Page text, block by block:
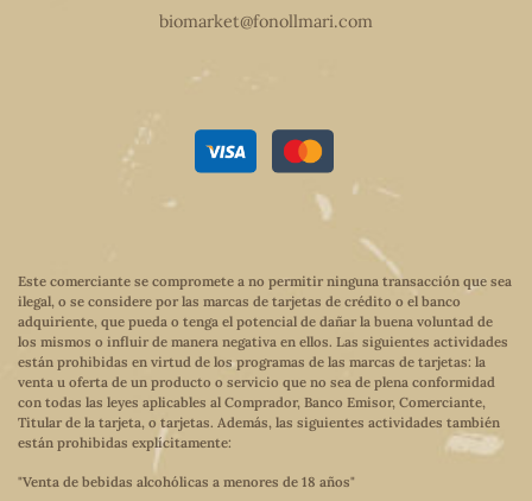
biomarket@fonollmari.com
Este comerciante se compromete a no permitir ninguna transacción que sea
ilegal, o se considere por las marcas de tarjetas de crédito o el banco
adquiriente, que pueda o tenga el potencial de dañar la buena voluntad de
los mismos o influir de manera negativa en ellos. Las siguientes actividades
están prohibidas en virtud de los programas de las marcas de tarjetas: la
venta u oferta de un producto o servicio que no sea de plena conformidad
con todas las leyes aplicables al Comprador, Banco Emisor, Comerciante,
Titular de la tarjeta, o tarjetas. Además, las siguientes actividades también
están prohibidas explícitamente:
"Venta de bebidas alcohólicas a menores de 18 años"